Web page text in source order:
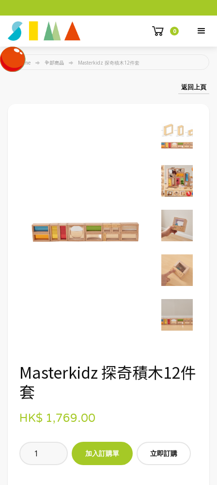
0
Home 全部商品 Masterkidz 探奇積木12件套
返回上頁
Masterkidz 探奇積木12件
套
HK$ 1,769.00
立即訂購